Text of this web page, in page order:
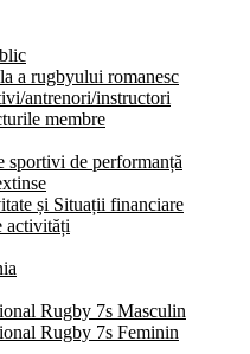
a rugbyului romanesc
antrenori/instructori
membre
sportivi de performanță
și Situații financiare
activități
Rugby 7s Masculin
Rugby 7s Feminin